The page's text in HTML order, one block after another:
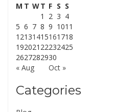
M T WT F S S
« Aug Oct »
1 2 3 4
5 6 7 8 9 1011
12131415161718
192021 22232425
2627282930
Categories